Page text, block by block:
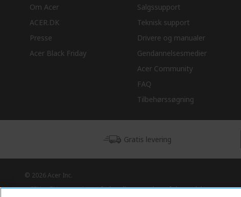
Om Acer
ACER.DK
Presse
Acer Black Friday
Salgssupport
Teknisk support
Drivere og manualer
Gendannelsesmedier
Acer Community
FAQ
Tilbehørssøgning
Gratis levering
© 2026 Acer Inc.
CPYou BV er autoriseret forhandler og sælger af de produkter og